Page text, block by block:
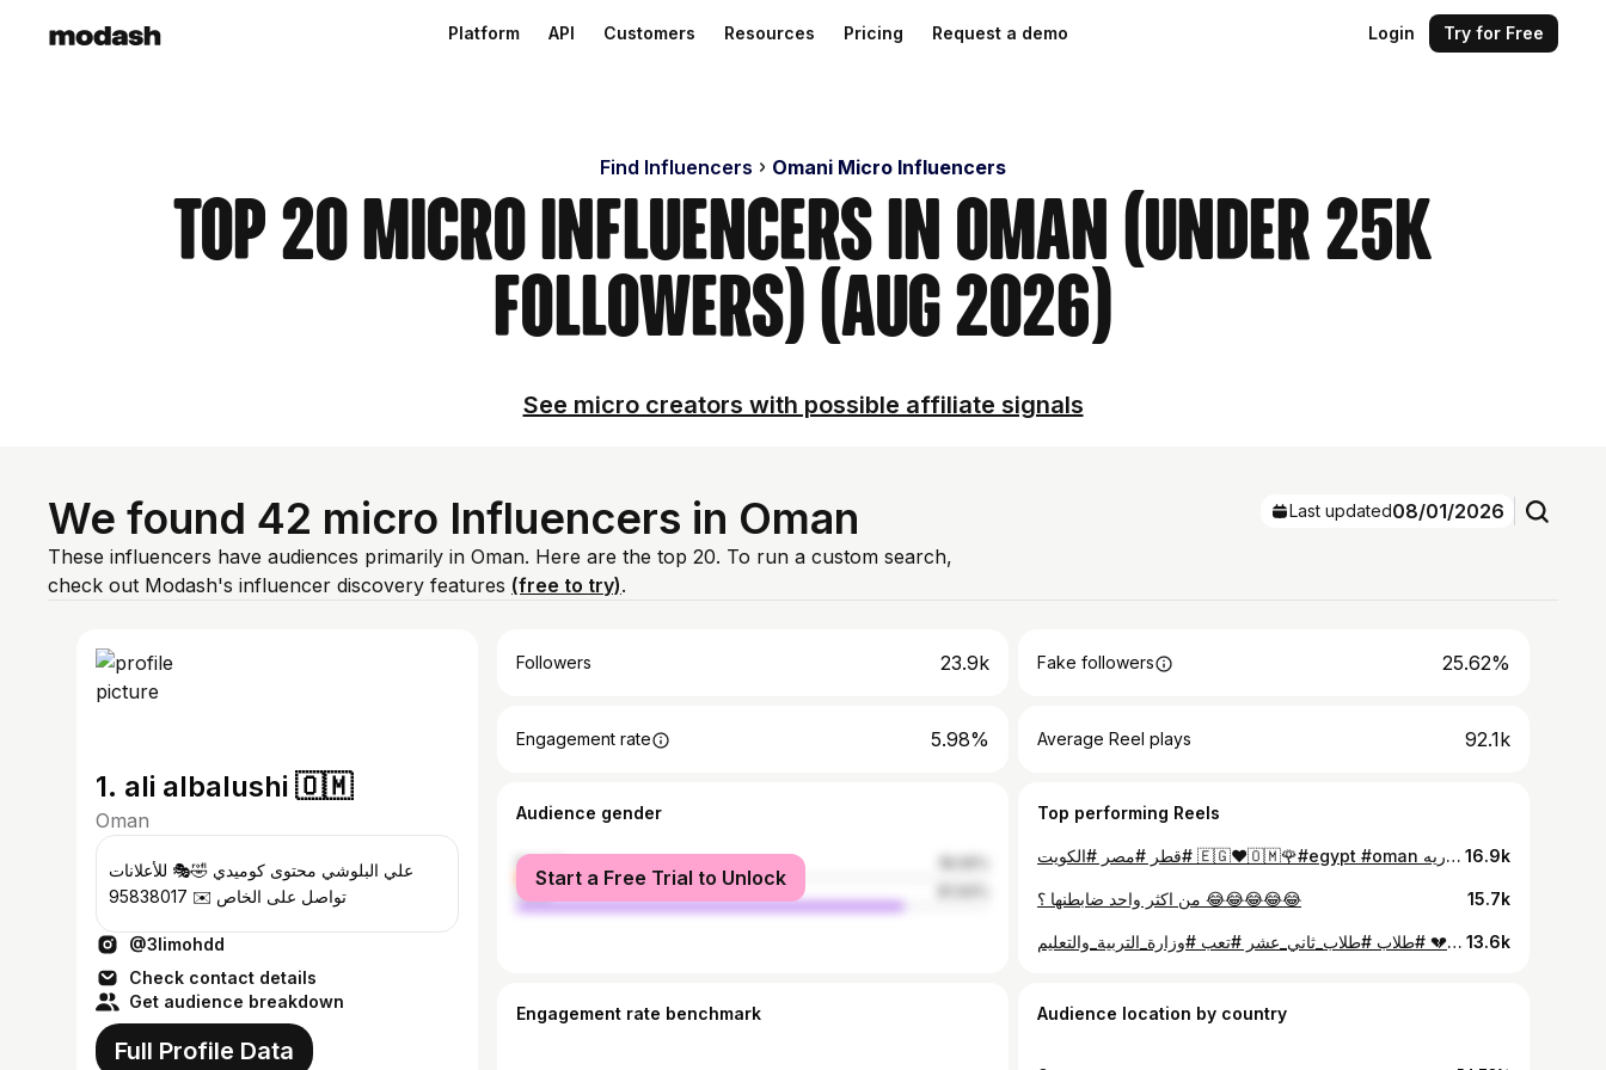
Platform API Customers Resources Pricing Request a demo Login Try for Free
Find Influencers Omani Micro Influencers
Top 20 Micro Influencers in Oman (Under 25k
Followers) (Aug 2026)
See micro creators with possible affiliate signals
We found 42 micro Influencers in Oman
These influencers have audiences primarily in Oman. Here are the top 20. To run a custom search,
check out Modash's influencer discovery features (free to try).
Last updated08/01/2026
1. ali albalushi 🇴🇲
Oman
علي البلوشي محتوى كوميدي 🤣🎭 للأعلانات
تواصل على الخاص ✉️ 95838017
@3limohdd
Check contact details
Get audience breakdown
Full Profile Data
Followers 23.9k Fake followers 25.62%
Engagement rate 5.98% Average Reel plays 92.1k
Audience gender
female
male
Start a Free Trial to Unlock
Top performing Reels
⁨ العمانيين في اسكندريه 🇪🇬❤️🇴🇲🌹#egypt #oman #قطر #مصر #الكويت⁩ 16.9k
من اكثر واحد ضابطنها ؟ 😂😂😂😂😂 15.7k
خلاص ياخي 💔 #طلاب #طلاب_ثاني_عشر #تعب #وزارة_التربية_والتعليم 13.6k
Engagement rate benchmark Audience location by country